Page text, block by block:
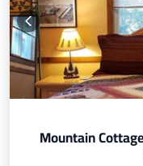
Mountain